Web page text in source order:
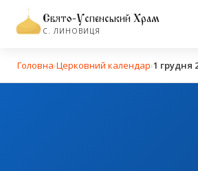
Свято-Успенський Храм
С. ЛИНОВИЦЯ
Головна›Церковний календар›1 грудня